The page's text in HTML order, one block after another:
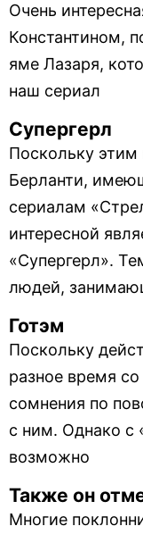
Очень
Константином,
яме Лазаря,
наш сериал
Супергерл
Поскольку этим
Берланти,
сериалам
интересной
«Супергерл».
людей,
Готэм
Поскольку
разное время
сомнения по
с ним. Однако с
возможно
Также он
Многие